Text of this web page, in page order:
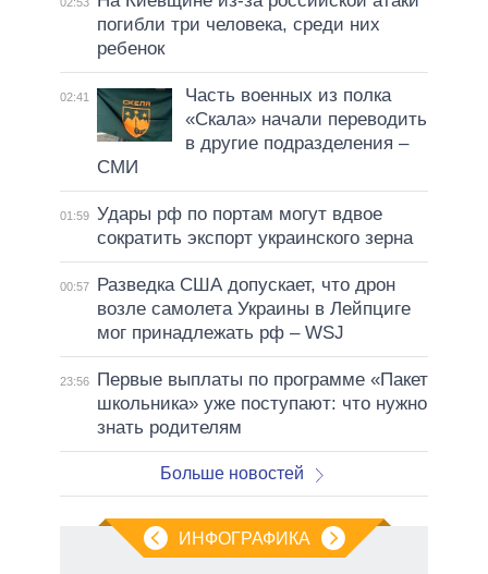
погибли три человека, среди них
ребенок
02:41
Часть военных из полка
«Скала» начали переводить
в другие подразделения –
СМИ
01:59 Удары рф по портам могут вдвое
сократить экспорт украинского зерна
00:57
Разведка США допускает, что дрон
возле самолета Украины в Лейпциге
мог принадлежать рф – WSJ
23:56
Первые выплаты по программе «Пакет
школьника» уже поступают: что нужно
знать родителям
Больше новостей
ИНФОГРАФИКА